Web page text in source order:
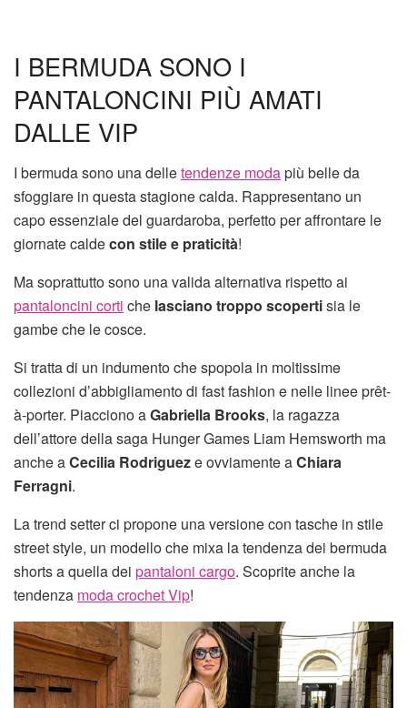
I BERMUDA SONO I
PANTALONCINI PIÙ AMATI
DALLE VIP
I bermuda sono una delletendenze modapiù belle da
sfoggiare in questa stagione calda. Rappresentano un
capo essenziale del guardaroba, perfetto per affrontare le
giornate caldecon stile e praticità!
Ma soprattutto sono una valida alternativa rispetto ai
pantaloncini corti che lasciano troppo scopertisia le
gambe che le cosce.
Si tratta di un indumento che spopola in moltissime
collezioni d’abbigliamento di fast fashion e nelle linee prêt-
à-porter. Piacciono aGabriella Brooks, la ragazza
dell’attore della saga Hunger Games Liam Hemsworth ma
anche aCecilia Rodrigueze ovviamente aChiara
Ferragni.
La trend setter ci propone una versione con tasche in stile
street style, un modello che mixa la tendenza dei bermuda
shorts a quella dei pantaloni cargo. Scoprite anche la
tendenza moda crochet Vip!